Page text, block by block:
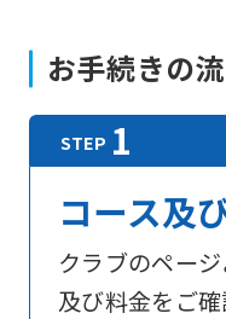
お手続きの
コース及
クラブのペー
及び料金をご確